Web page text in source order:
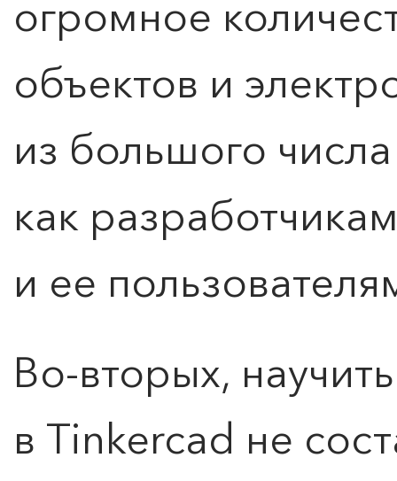
огромное
объектов и
из большого
как
и ее
Во-вторых,
в Tinkercad не